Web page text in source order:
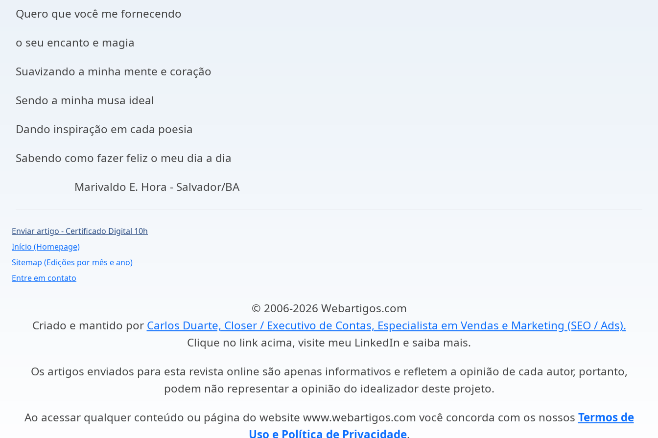
Quero que você me fornecendo
o seu encanto e magia
Suavizando a minha mente e coração
Sendo a minha musa ideal
Dando inspiração em cada poesia
Sabendo como fazer feliz o meu dia a dia
Marivaldo E. Hora - Salvador/BA
Enviar artigo - Certificado Digital 10h
Início (Homepage)
Sitemap (Edições por mês e ano)
Entre em contato
© 2006-2026 Webartigos.com
Criado e mantido por Carlos Duarte, Closer / Executivo de Contas, Especialista em Vendas e Marketing (SEO / Ads).
Clique no link acima, visite meu LinkedIn e saiba mais.
Os artigos enviados para esta revista online são apenas informativos e refletem a opinião de cada autor, portanto,
podem não representar a opinião do idealizador deste projeto.
Ao acessar qualquer conteúdo ou página do website www.webartigos.com você concorda com os nossos Termos de
Uso e Política de Privacidade.